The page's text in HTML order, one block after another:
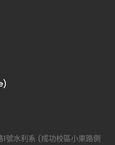
1號水利系 (成功校區小東路側